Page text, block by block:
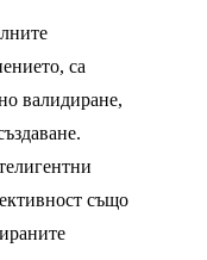
са
валидиране,
също